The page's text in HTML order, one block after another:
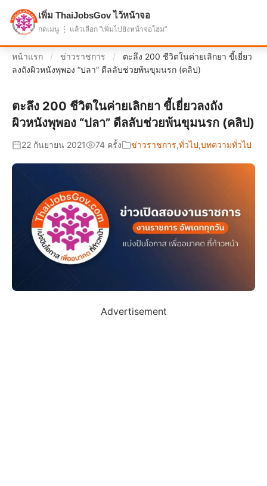
แบ่งปันโอกาส เพื่ออนาคตที่ก้าวหน้า
หน้าแรก / ข่าวราชการ /
ตะลึง 200 ชีวิตในค่ายเลิกยา ขี้เยี่ยว
ลงถังผิวหนังพุพอง “ปลา” ดีลลับช่วยพ้นขุมนรก (คลิป)
ตะลึง 200 ชีวิตในค่ายเลิกยา ขี้เยี่ยวลงถัง
ผิวหนังพุพอง “ปลา” ดีลลับช่วยพ้นขุมนรก (คลิป)
22 กันยายน 2021 74 ครั้ง ข่าวราชการ,ทั่วไป,บทความทั่วไป
Advertisement
เพิ่ม ThaiJobsGov ไว้หน้าจอ
กดเมนู ⋮ แล้วเลือก "เพิ่มไปยังหน้าจอโฮม"